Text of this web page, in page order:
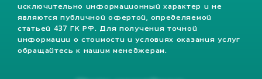
исключительно информационный характер и не
являются публичной офертой, определяемой
статьей 437 ГК РФ. Для получения точной
информации о стоимости и условиях оказания услуг
обращайтесь к нашим менеджерам.